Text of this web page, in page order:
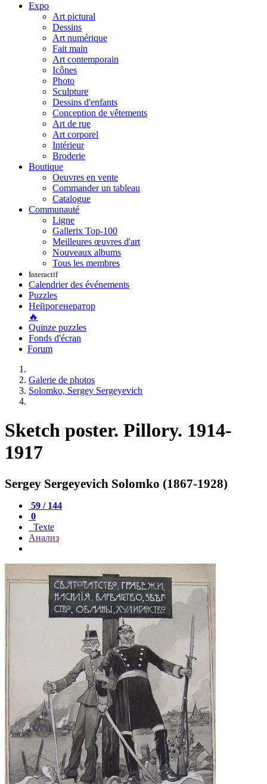
Expo
Art pictural
Dessins
Art numérique
Fait main
Art contemporain
Icônes
Photo
Sculpture
Dessins d'enfants
Conception de vêtements
Art de rue
Art corporel
Intérieur
Broderie
Boutique
Oeuvres en vente
Commander un tableau
Catalogue
Communauté
Ligne
Gallerix Top-100
Meilleures œuvres d'art
Nouveaux albums
Tous les membres
Interactif
Calendrier des événements
Puzzles
Нейрогенератор
🔥
Quinze puzzles
Fonds d'écran
Forum
Galerie de photos
Solomko, Sergey Sergeyevich
Sketch poster. Pillory. 1914-
1917
Sergey Sergeyevich Solomko (1867-1928)
59 / 144
0
Texte
Анализ